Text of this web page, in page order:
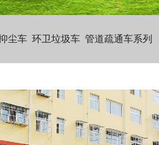
尘车 环卫垃圾车 管道疏通车系列